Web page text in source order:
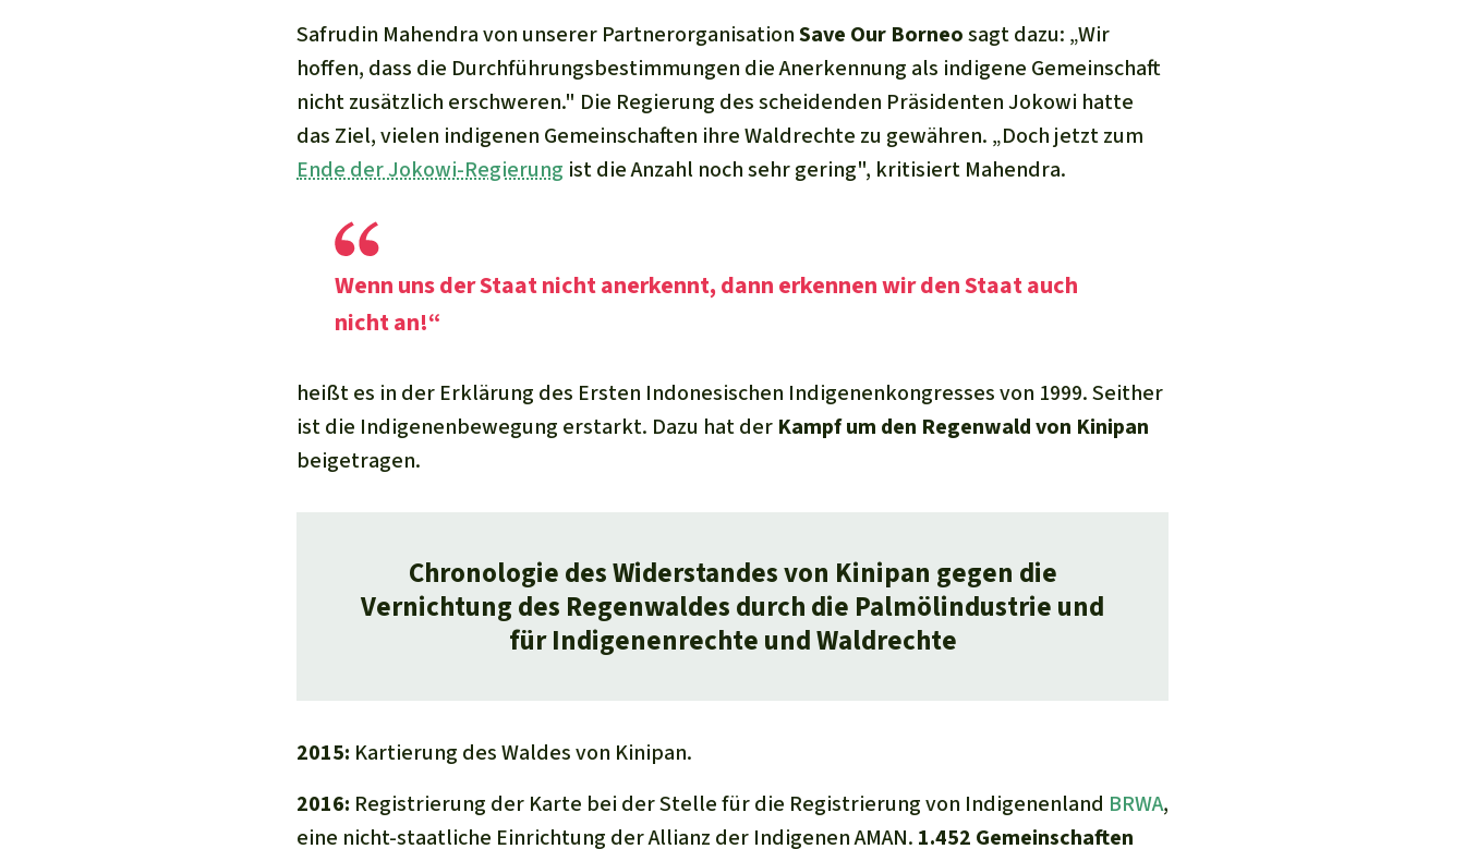
Safrudin Mahendra von unserer PartnerorganisationSave Our Borneosagt dazu: „Wir
hoffen, dass die Durchführungsbestimmungen die Anerkennung als indigene Gemeinschaft
nicht zusätzlich erschweren." Die Regierung des scheidenden Präsidenten Jokowi hatte
das Ziel, vielen indigenen Gemeinschaften ihre Waldrechte zu gewähren. „Doch jetzt zum
Ende der Jokowi-Regierung ist die Anzahl noch sehr gering", kritisiert Mahendra.
Wenn uns der Staat nicht anerkennt, dann erkennen wir den Staat auch
nicht an!“
heißt es in der Erklärung des Ersten Indonesischen Indigenenkongresses von 1999. Seither
ist die Indigenenbewegung erstarkt. Dazu hat der Kampf um den Regenwald von Kinipan
beigetragen.
Chronologie des Widerstandes von Kinipan gegen die
Vernichtung des Regenwaldes durch die Palmölindustrie und
für Indigenenrechte und Waldrechte
2015: Kartierung des Waldes von Kinipan.
2016: Registrierung der Karte bei der Stelle für die Registrierung von Indigenenland BRWA,
eine nicht-staatliche Einrichtung der Allianz der Indigenen AMAN. 1.452 Gemeinschaften